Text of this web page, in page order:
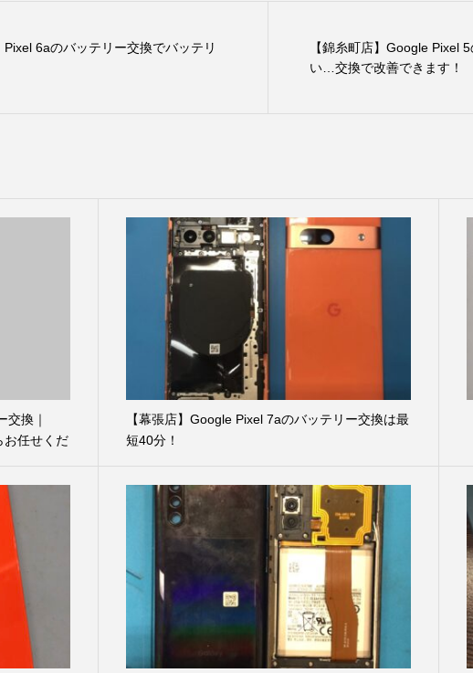
Pixel 6aのバッテリー交換でバッテリ
【錦糸町店】Google Pixel
い…交換で改善できます！
交換｜
お任せくだ
【幕張店】Google Pixel 7aのバッテリー交換は最
短40分！